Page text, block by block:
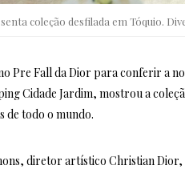
coleção desfilada em Tóquio.
Pre Fall da Dior para conferir a
Cidade Jardim, mostrou a
de todo o mundo.
diretor artístico Christian